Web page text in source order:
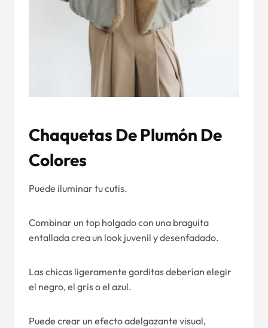
Chaquetas De Plumón De
Colores
Puede iluminar tu cutis.
Combinar un top holgado con una braguita
entallada crea un look juvenil y desenfadado.
Las chicas ligeramente gorditas deberían elegir
el negro, el gris o el azul.
Puede crear un efecto adelgazante visual,